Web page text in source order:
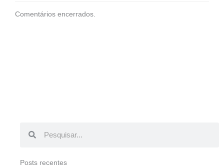
Comentários encerrados.
Posts recentes